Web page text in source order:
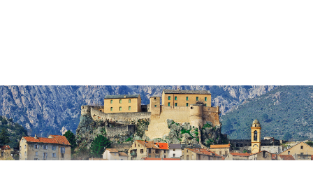
SERVIZI A BORDO
LA COMPAGNIA